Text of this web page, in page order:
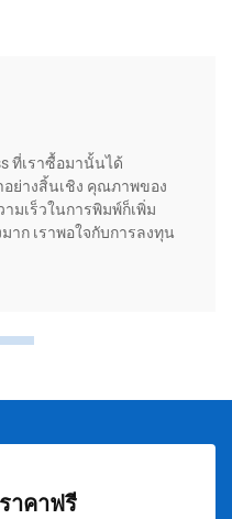
ที่เราซื้อมานั้นได้
อย่างสิ้นเชิง คุณภาพของ
มเร็วในการพิมพ์ก็เพิ่ม
ก เราพอใจกับการลงทุน
าคาฟรี